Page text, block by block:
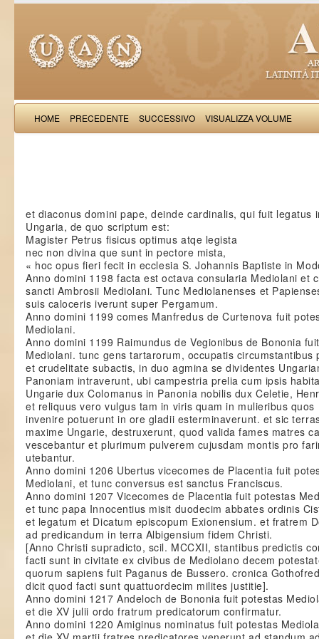
HOME PRECEDENTE SUCCESSIVO VISUALIZZA VOLUME
et diaconus domini pape, deinde cardinalis, qui fuit legatus
Ungaria, de quo scriptum est:
Magister Petrus fisicus optimus atqe legista
nec non divina que sunt in pectore mista,
« hoc opus fieri fecit in ecclesia S. Johannis Baptiste in
Anno domini 1198 facta est octava consularia Mediolani et
sancti Ambrosii Mediolani. Tunc Mediolanenses et
suis caloceris iverunt super Pergamum.
Anno domini 1199 comes Manfredus de Curtenova fuit
Mediolani.
Anno domini 1199 Raimundus de Vegionibus de Bononia
Mediolani. tunc gens tartarorum, occupatis circumstantibus
et crudelitate subactis, in duo agmina se dividentes
Panoniam intraverunt, ubi campestria prelia cum ipsis
Ungarie dux Colomanus in Panonia nobilis dux Celetie,
et reliquus vero vulgus tam in viris quam in mulieribus quos
invenire potuerunt in ore gladii esterminaverunt. et sic
maxime Ungarie, destruxerunt, quod valida fames matres
vescebantur et plurimum pulverem cujusdam montis pro
utebantur.
Anno domini 1206 Ubertus vicecomes de Placentia fuit
Mediolani, et tunc conversus est sanctus Franciscus.
Anno domini 1207 Vicecomes de Placentia fuit potestas
et tunc papa Innocentius misit duodecim abbates ordinis
et legatum et Dicatum episcopum Exionensium. et fratrem
ad predicandum in terra Albigensium fidem Christi.
[Anno Christi supradicto, scil. MCCXII, stantibus predictis
facti sunt in civitate ex civibus de Mediolano decem
quorum sapiens fuit Paganus de Bussero. cronica
dicit quod facti sunt quattuordecim milites justitie].
Anno domini 1217 Andeloch de Bononia fuit potestas
et die XV julii ordo fratrum predicatorum confirmatur.
Anno domini 1220 Amiginus nominatus fuit potestas